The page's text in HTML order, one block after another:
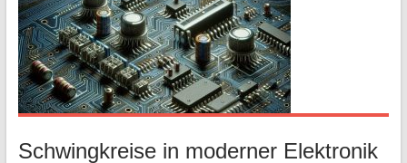
Schwingkreise in moderner Elektronik